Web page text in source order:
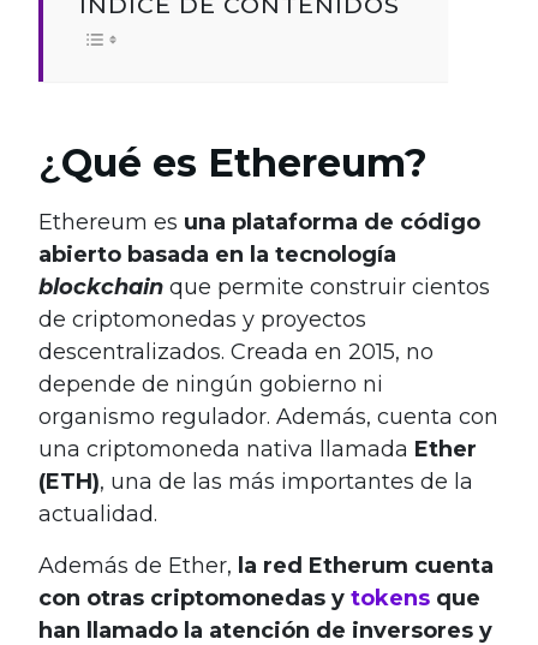
¿ Qué es Ethereum?
Ethereum es una plataforma de código
abierto basada en la tecnología
blockchain que permite construir cientos
de criptomonedas y proyectos
descentralizados. Creada en 2015, no
depende de ningún gobierno ni
organismo regulador. Además, cuenta con
una criptomoneda nativa llamada Ether
(ETH), una de las más importantes de la
actualidad.
Además de Ether, la red Etherum cuenta
con otras criptomonedas y tokens que
han llamado la atención de inversores y